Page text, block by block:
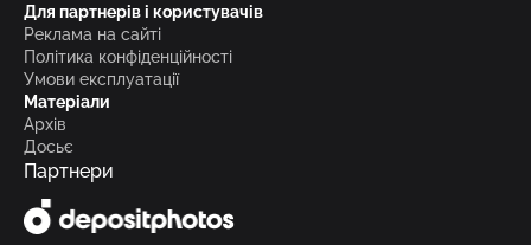
Для партнерів і користувачів
Реклама на сайті
Політика конфіденційності
Умови експлуатації
Матеріали
Архів
Досьє
Партнери